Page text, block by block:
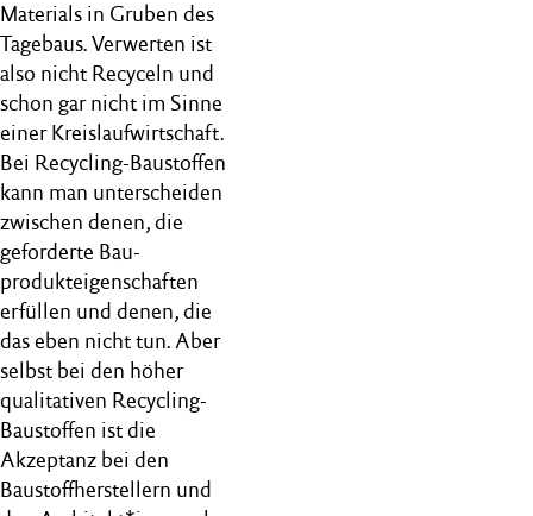
Materials in Gruben des
Tagebaus. Verwerten ist
also nicht Recyceln und
schon gar nicht im Sinne
einer Kreislaufwirtschaft.
Bei Recycling-Baustoffen
kann man unterscheiden
zwischen denen, die
geforderte Bau-
produkteigenschaften
erfüllen und denen, die
das eben nicht tun. Aber
selbst bei den höher
qualitativen Recycling-
Baustoffen ist die
Akzeptanz bei den
Baustoffherstellern und